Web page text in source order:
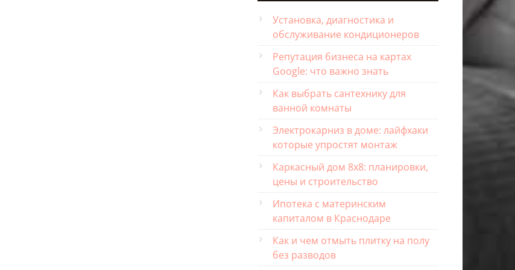
Установка, диагностика и
обслуживание кондиционеров
Репутация бизнеса на картах
Google: что важно знать
Как выбрать сантехнику для
ванной комнаты
Электрокарниз в доме: лайфхаки
которые упростят монтаж
Каркасный дом 8х8: планировки,
цены и строительство
Ипотека с материнским
капиталом в Краснодаре
Как и чем отмыть плитку на полу
без разводов